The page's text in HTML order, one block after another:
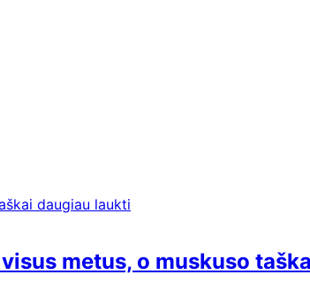
metus, o muskuso